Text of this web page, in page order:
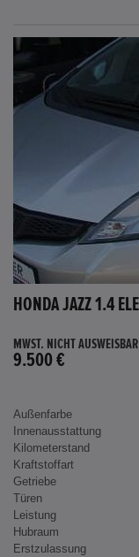
MWST. NICHT AUSWEISBAR
9.500 €
Außenfarbe
Innenausstattung
Kilometerstand
Kraftstoffart
Getriebe
Türen
Leistung
Hubraum
Erstzulassung